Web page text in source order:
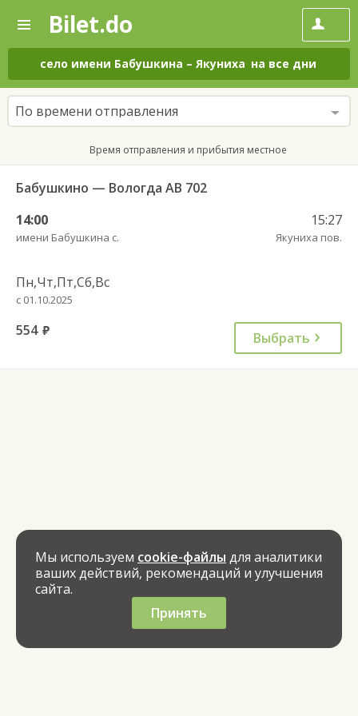
—
Поиск
и
покупка
билетов
на
автобус
онлайн
Bilet.do
село имени Бабушкина – Якуниха на все дни
По времени отправления
Время отправления и прибытия местное
Бабушкино — Вологда АВ 702
14:00
имени Бабушкина с.
15:27
Якуниха пов.
Пн,Чт,Пт,Сб,Вс
с 01.10.2025
554 руб. Выбрать
Мы используем cookie-файлы для аналитики
ваших действий, рекомендаций и улучшения
сайта.
Принять